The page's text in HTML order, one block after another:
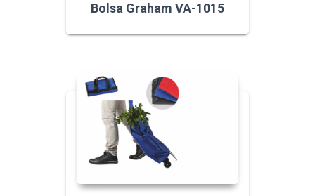
Bolsa Graham VA-1015